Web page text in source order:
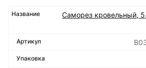
Саморез кровельный,